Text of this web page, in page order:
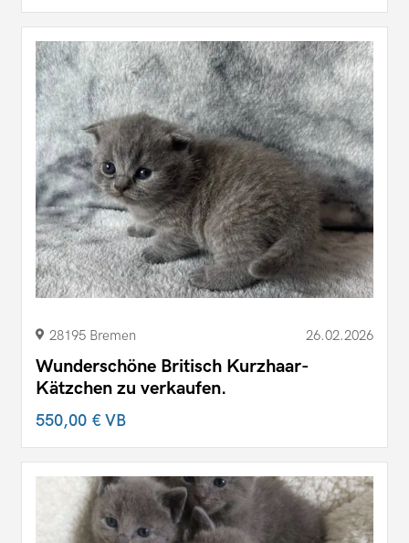
28195 Bremen 26.02.2026
Wunderschöne Britisch Kurzhaar-
Kätzchen zu verkaufen.
550,00 €VB